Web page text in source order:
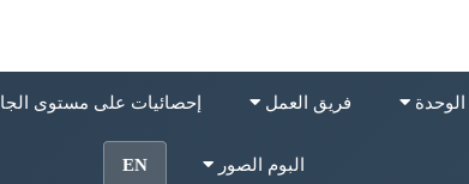
الوحدة فريق العمل إحصائيات على مستوى
البوم الصور EN